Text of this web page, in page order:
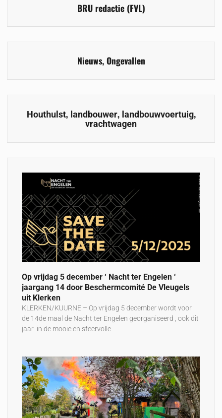
BRU redactie (FVL)
Nieuws,Ongevallen
Houthulst, landbouwer, landbouwvoertuig,
vrachtwagen
Op vrijdag 5 december ‘ Nacht ter Engelen ‘
jaargang 14 door Beschermcomité De Vleugels
uit Klerken
KLERKEN/KUURNE – Op vrijdag 5 december wordt voor
de 14de maal de Nacht ter Engelen georganiseerd , ook dit
jaar in de mooie en sfeervolle